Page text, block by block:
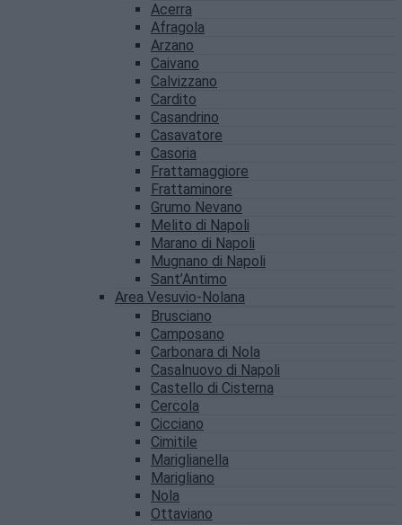
Acerra
Afragola
Arzano
Caivano
Calvizzano
Cardito
Casandrino
Casavatore
Casoria
Frattamaggiore
Frattaminore
Grumo Nevano
Melito di Napoli
Marano di Napoli
Mugnano di Napoli
Sant’Antimo
Area Vesuvio-Nolana
Brusciano
Camposano
Carbonara di Nola
Casalnuovo di Napoli
Castello di Cisterna
Cercola
Cicciano
Cimitile
Mariglianella
Marigliano
Nola
Ottaviano